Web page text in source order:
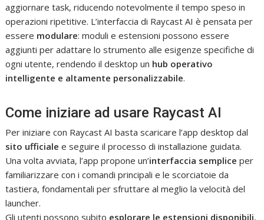
aggiornare task, riducendo notevolmente il tempo speso in
operazioni ripetitive. L’interfaccia di Raycast AI è pensata per
essere modulare: moduli e estensioni possono essere
aggiunti per adattare lo strumento alle esigenze specifiche di
ogni utente, rendendo il desktop un hub operativo
intelligente e altamente personalizzabile.
Come iniziare ad usare Raycast AI
Per iniziare con Raycast AI basta scaricare l’app desktop dal
sito ufficiale e seguire il processo di installazione guidata.
Una volta avviata, l’app propone un’interfaccia sempliceper
familiarizzare con i comandi principali e le scorciatoie da
tastiera, fondamentali per sfruttare al meglio la velocità del
launcher.
Gli utenti possono subito esplorare le estensioni disponibili,